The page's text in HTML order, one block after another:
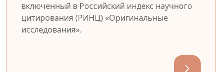
включенный в Российский индекс научного
цитирования (РИНЦ) «Оригинальные
исследования».